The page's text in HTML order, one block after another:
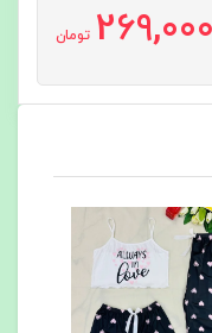
269,000 تومان